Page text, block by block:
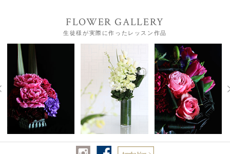
FLOWER GALLERY
生徒様が実際に作ったレッスン作品